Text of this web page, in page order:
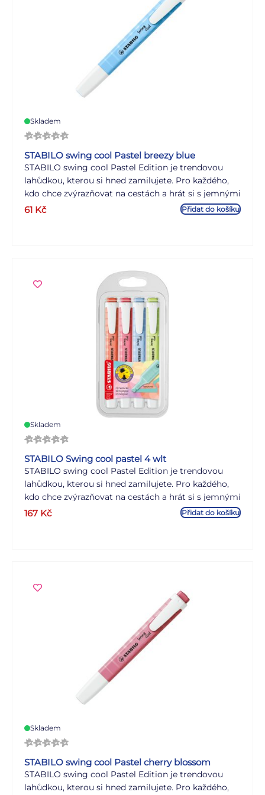
Skladem
STABILO swing cool Pastel breezy blue
STABILO swing cool Pastel Edition je trendovou
lahůdkou, kterou si hned zamilujete. Pro každého,
kdo chce zvýrazňovat na cestách a hrát si s jemnými
barvami, je STABILO swing cool v pastelových
dokonalým společníkem na cestách.
61 Kč Přidat do košíku
Skladem
STABILO Swing cool pastel 4 wlt
STABILO swing cool Pastel Edition je trendovou
lahůdkou, kterou si hned zamilujete. Pro každého,
kdo chce zvýrazňovat na cestách a hrát si s jemnými
barvami, je STABILO swing cool v pastelových
167 Kč Přidat do košíku
Skladem
STABILO swing cool Pastel cherry blossom
STABILO swing cool Pastel Edition je trendovou
lahůdkou, kterou si hned zamilujete. Pro každého,